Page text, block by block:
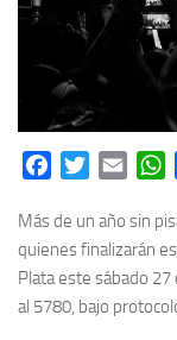
FacebookTwitterEmail
Más de un año sin
quienes finalizarán
Plata este sábado
al 5780, bajo